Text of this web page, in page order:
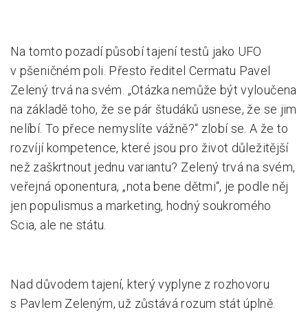
Na tomto pozadí působí tajení testů jako UFO
v pšeničném poli. Přesto ředitel Cermatu Pavel
Zelený trvá na svém. „Otázka nemůže být vyloučena
na základě toho, že se pár študáků usnese, že se jim
nelíbí. To přece nemyslíte vážně?“ zlobí se. A že to
rozvíjí kompetence, které jsou pro život důležitější
než zaškrtnout jednu variantu? Zelený trvá na svém,
veřejná oponentura, „nota bene dětmi“, je podle něj
jen populismus a marketing, hodný soukromého
Scia, ale ne státu.
Nad důvodem tajení, který vyplyne z rozhovoru
s Pavlem Zeleným, už zůstává rozum stát úplně.